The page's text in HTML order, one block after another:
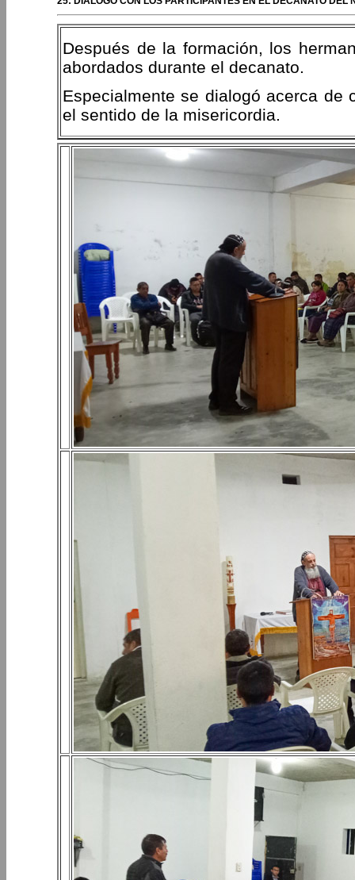
Después de la formación, los
abordados durante el decanato.
Especialmente se dialogó acerca de
el sentido de la misericordia.